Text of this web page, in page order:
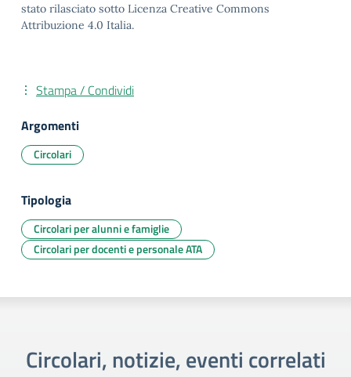
stato rilasciato sotto Licenza Creative Commons
Attribuzione 4.0 Italia.
Stampa / Condividi
Argomenti
Circolari
Tipologia
Circolari per alunni e famiglie
Circolari per docenti e personale ATA
Circolari, notizie, eventi correlati